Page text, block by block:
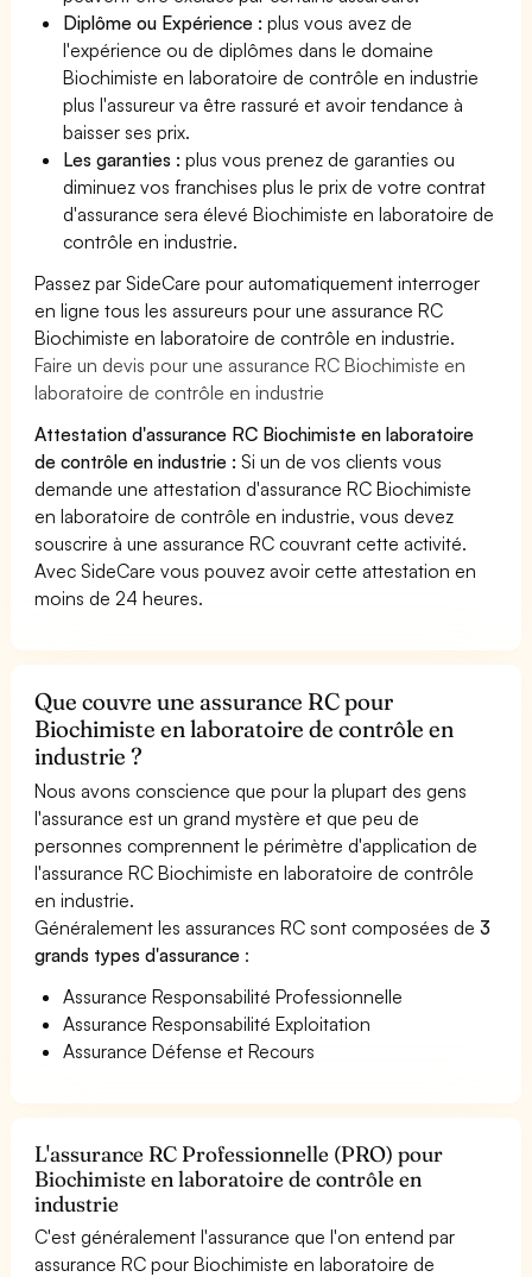
Diplôme ou Expérience :plus vous avez de
l'expérience ou de diplômes dans le domaine
Biochimiste en laboratoire de contrôle en industrie
plus l'assureur va être rassuré et avoir tendance à
baisser ses prix.
Les garanties :plus vous prenez de garanties ou
diminuez vos franchises plus le prix de votre contrat
d'assurance sera élevé Biochimiste en laboratoire de
contrôle en industrie.
Passez par SideCare pour automatiquement interroger
en ligne tous les assureurs pour une assurance RC
Biochimiste en laboratoire de contrôle en industrie.
Faire un devis pour une assurance RC Biochimiste en
laboratoire de contrôle en industrie
Attestation d'assurance RC Biochimiste en laboratoire
de contrôle en industrie : Si un de vos clients vous
demande une attestation d'assurance RC Biochimiste
en laboratoire de contrôle en industrie, vous devez
souscrire à une assurance RC couvrant cette activité.
Avec SideCare vous pouvez avoir cette attestation en
moins de 24 heures.
Que couvre une assurance RC pour
Biochimiste en laboratoire de contrôle en
industrie ?
Nous avons conscience que pour la plupart des gens
l'assurance est un grand mystère et que peu de
personnes comprennent le périmètre d'application de
l'assurance RC Biochimiste en laboratoire de contrôle
en industrie.
Généralement les assurances RC sont composées de3
grands types d'assurance :
Assurance Responsabilité Professionnelle
Assurance Responsabilité Exploitation
Assurance Défense et Recours
L'assurance RC Professionnelle (PRO) pour
Biochimiste en laboratoire de contrôle en
industrie
C'est généralement l'assurance que l'on entend par
assurance RC pour Biochimiste en laboratoire de